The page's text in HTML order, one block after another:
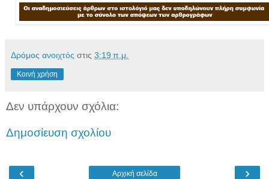
Δρόμος ανοιχτός στις 3:19 π.μ.
Κοινή χρήση
Δεν υπάρχουν σχόλια:
Δημοσίευση σχολίου
‹ ›
Αρχική σελίδα